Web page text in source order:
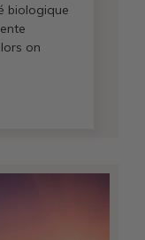
biologique
on